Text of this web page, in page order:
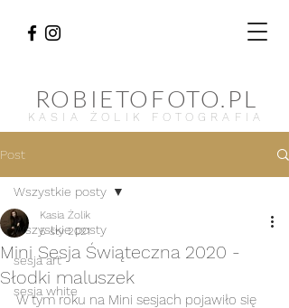
ROBIETOFOTO.PL
KASIA ŻOLIK FOTOGRAFIA
Post
Wszystkie posty
sesja art
sesja white
Wszystkie posty
Mini Sesja Świąteczna 2020 -
Słodki maluszek
Kasia Żolik
5 sty 2021
W tym roku na Mini sesjach pojawiło się